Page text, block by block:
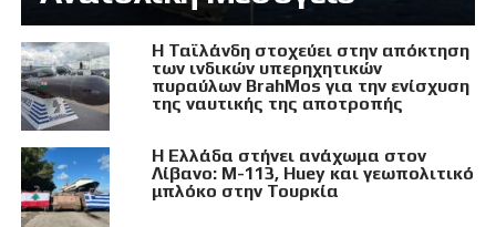
Η Ταϊλάνδη στοχεύει στην απόκτηση
των ινδικών υπερηχητικών
πυραύλων BrahMos για την ενίσχυση
της ναυτικής της αποτροπής
Η Ελλάδα στήνει ανάχωμα στον
Λίβανο: M-113, Huey και γεωπολιτικό
μπλόκο στην Τουρκία